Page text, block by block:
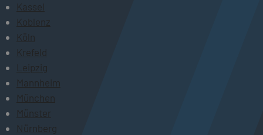
Kassel
Koblenz
Köln
Krefeld
Leipzig
Mannheim
München
Münster
Nürnberg